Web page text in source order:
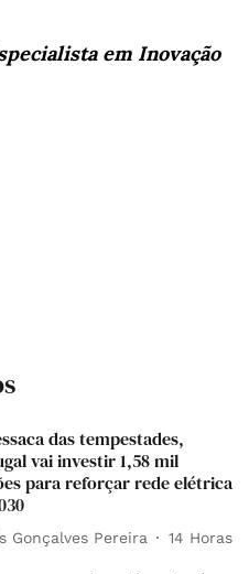
em Inovação
das tempestades,
vai investir 1,58 mil
para reforçar rede elétrica
Gonçalves Pereira 14 Horas